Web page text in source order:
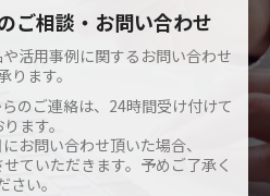
ご相談・お問い合わせ
活用事例に関するお問い合わせ
ります。
のご連絡は、24時間受け付けて
ります。
お問い合わせ頂いた場合、
ていただきます。予めご了承く
さい。